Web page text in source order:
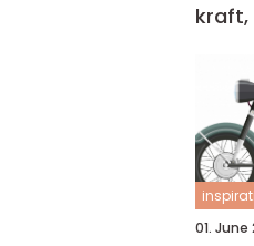
kraft,
01. June